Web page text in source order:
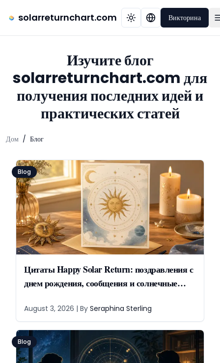
solarreturnchart.com Викторина
Изучите блог
solarreturnchart.com для
получения последних идей и
практических статей
Дом / Блог
Blog
Цитаты Happy Solar Return: поздравления с
днем рождения, сообщения и солнечные
August 3, 2026 | By Seraphina Sterling
Blog